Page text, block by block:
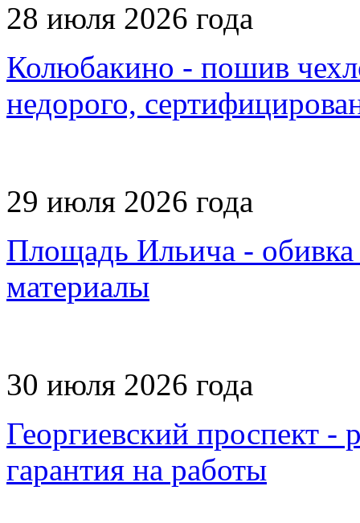
28 июля 2026 года
Колюбакино - пошив
недорого,
29 июля 2026 года
Площадь Ильича - обивка
материалы
30 июля 2026 года
Георгиевский проспект -
гарантия на работы